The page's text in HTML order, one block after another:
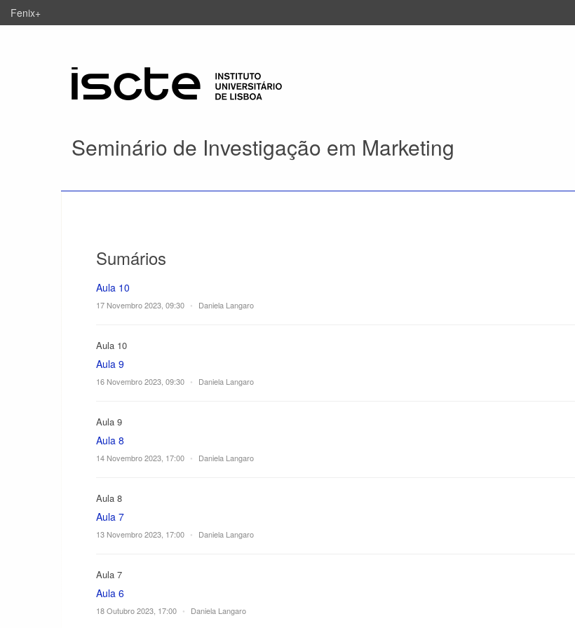
Fenix+
Seminário de Investigação em Marketing
Sumários
Aula 10
17 Novembro 2023, 09:30 • Daniela Langaro
Aula 10
Aula 9
16 Novembro 2023, 09:30 • Daniela Langaro
Aula 9
Aula 8
14 Novembro 2023, 17:00 • Daniela Langaro
Aula 8
Aula 7
13 Novembro 2023, 17:00 • Daniela Langaro
Aula 7
Aula 6
18 Outubro 2023, 17:00 • Daniela Langaro